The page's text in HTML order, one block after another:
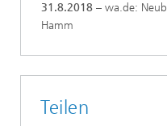
31.8.2018 – wa.de:
Hamm
Teilen